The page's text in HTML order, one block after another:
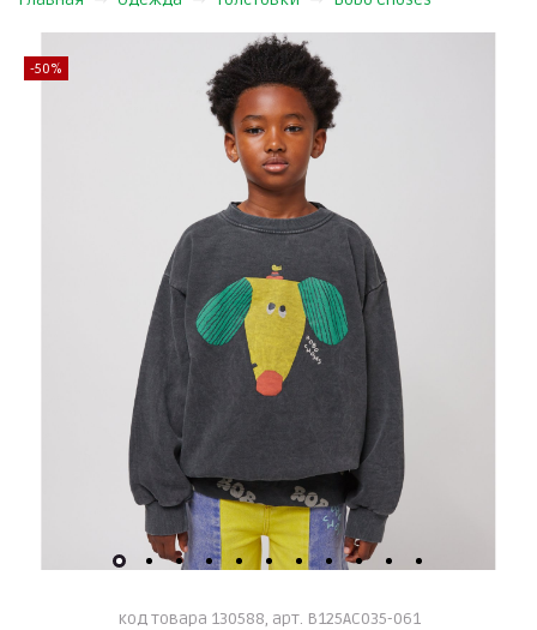
-50%
код товара 130588, арт. B125AC035-061